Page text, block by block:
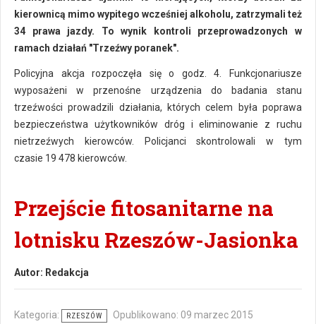
kierownicą mimo wypitego wcześniej alkoholu, zatrzymali też
34 prawa jazdy. To wynik kontroli przeprowadzonych w
ramach działań "Trzeźwy poranek".
Policyjna akcja rozpoczęła się o godz. 4. Funkcjonariusze
wyposażeni w przenośne urządzenia do badania stanu
trzeźwości prowadzili działania, których celem była poprawa
bezpieczeństwa użytkowników dróg i eliminowanie z ruchu
nietrzeźwych kierowców. Policjanci skontrolowali w tym
czasie 19 478 kierowców.
Przejście fitosanitarne na
lotnisku Rzeszów-Jasionka
Autor: Redakcja
Kategoria: RZESZÓW
Opublikowano: 09 marzec 2015